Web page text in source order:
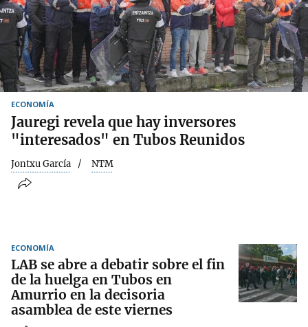
ECONOMÍA
Jauregi revela que hay inversores
"interesados" en Tubos Reunidos
Jontxu García NTM
ECONOMÍA
LAB se abre a debatir sobre el fin
de la huelga en Tubos en
Amurrio en la decisoria
asamblea de este viernes